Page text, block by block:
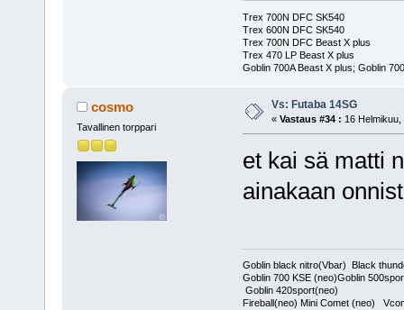
Trex 700N DFC SK540
Trex 600N DFC SK540
Trex 700N DFC Beast X plus
Trex 470 LP Beast X plus
Goblin 700A Beast X plus; Goblin
cosmo
Tavallinen torppari
Vs: Futaba 14SG
« Vastaus #34 : 16
et kai sä matti
ainakaan
Goblin black nitro(Vbar) Black
Goblin 700 KSE (neo)Goblin
Goblin 420sport(neo)
Fireball(neo) Mini Comet (neo)